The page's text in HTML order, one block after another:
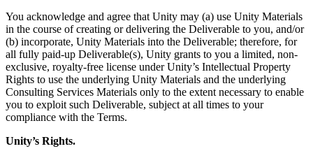
You acknowledge and agree that Unity may (a) use Unity Materials
in the course of creating or delivering the Deliverable to you, and/or
(b) incorporate, Unity Materials into the Deliverable; therefore, for
all fully paid-up Deliverable(s), Unity grants to you a limited, non-
exclusive, royalty-free license under Unity’s Intellectual Property
Rights to use the underlying Unity Materials and the underlying
Consulting Services Materials only to the extent necessary to enable
you to exploit such Deliverable, subject at all times to your
compliance with the Terms.
Unity’s Rights.